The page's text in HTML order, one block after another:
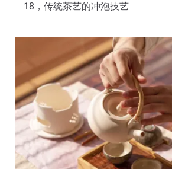
18，传统茶艺的冲泡技艺